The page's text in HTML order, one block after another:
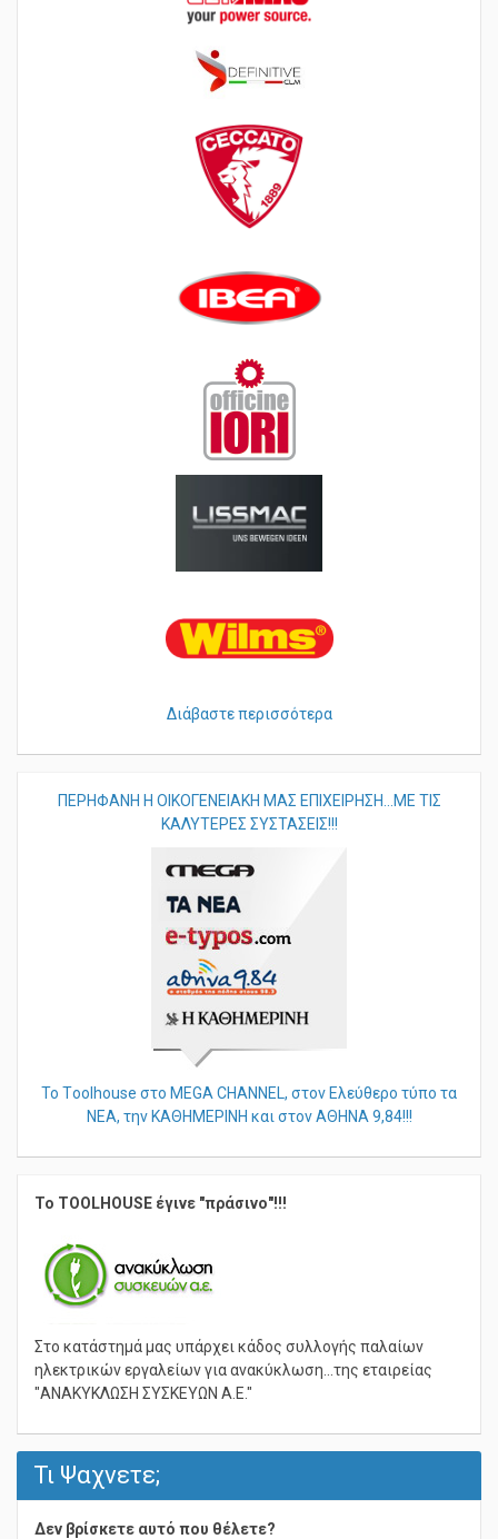
Διάβαστε περισσότερα
ΠΕΡHΦΑΝΗ Η ΟΙΚΟΓΕΝΕΙΑΚΗ ΜΑΣ ΕΠΙΧΕΙΡΗΣΗ...ΜΕ ΤΙΣ
ΚΑΛΥΤΕΡΕΣ ΣΥΣΤΑΣΕΙΣ!!!
Το Τoolhouse στο MEGA CHANNEL, στον Ελεύθερο τύπο τα
ΝΕΑ, την ΚΑΘΗΜΕΡΙΝΗ και στον ΑΘΗΝΑ 9,84!!!
Το TOOLHOUSE έγινε "πράσινο"!!!
Στο κατάστημά μας υπάρχει κάδος συλλογής παλαίων
ηλεκτρικών εργαλείων για ανακύκλωση...της εταιρείας
"ΑΝΑΚΥΚΛΩΣΗ ΣΥΣΚΕΥΩΝ Α.Ε."
Τι Ψαχνετε;
Δεν βρίσκετε αυτό που θέλετε?